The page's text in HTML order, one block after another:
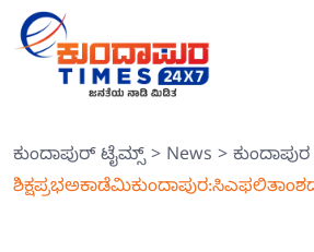
ಕುಂದಾಪುರ್ ಟೈಮ್ಸ್> News > ಕುಂದಾಪುರ